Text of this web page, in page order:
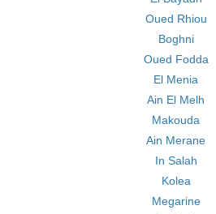
Oued Rhiou
Boghni
Oued Fodda
El Menia
Ain El Melh
Makouda
Ain Merane
In Salah
Kolea
Megarine